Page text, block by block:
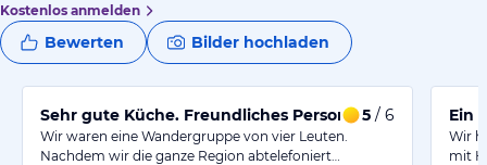
Kostenlos anmelden
Bewerten Bilder hochladen
Sehr gute Küche. Freundliches Personal.5 / 6
Wir waren eine Wandergruppe von vier Leuten.
Nachdem wir die ganze Region abtelefoniert…
Ein
Wir
mit